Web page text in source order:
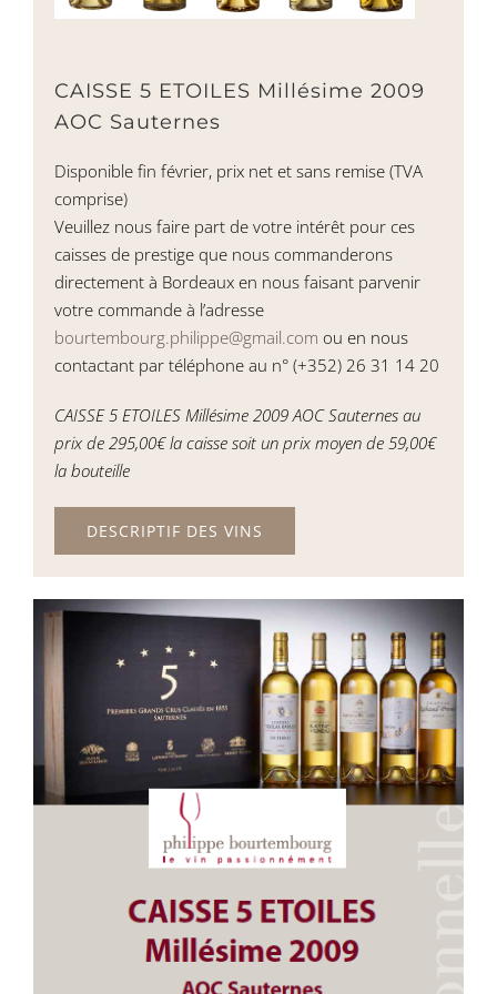
CAISSE 5 ETOILES Millésime 2009
AOC Sauternes
Disponible fin février, prix net et sans remise (TVA
comprise)
Veuillez nous faire part de votre intérêt pour ces
caisses de prestige que nous commanderons
directement à Bordeaux en nous faisant parvenir
votre commande à l’adresse
bourtembourg.philippe@gmail.com ou en nous
contactant par téléphone au n° (+352) 26 31 14 20
CAISSE 5 ETOILES Millésime 2009 AOC Sauternes au
prix de 295,00€ la caisse soit un prix moyen de 59,00€
la bouteille
DESCRIPTIF DES VINS